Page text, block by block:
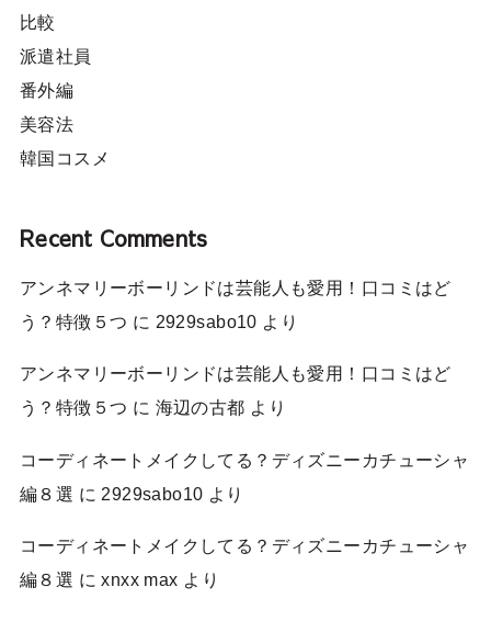
比較
派遣社員
番外編
美容法
韓国コスメ
Recent Comments
アンネマリーボーリンドは芸能人も愛用！口コミはど
う？特徴５つ に 2929sabo10 より
アンネマリーボーリンドは芸能人も愛用！口コミはど
う？特徴５つ に 海辺の古都 より
コーディネートメイクしてる？ディズニーカチューシャ
編８選 に 2929sabo10 より
コーディネートメイクしてる？ディズニーカチューシャ
編８選 にxnxx max より